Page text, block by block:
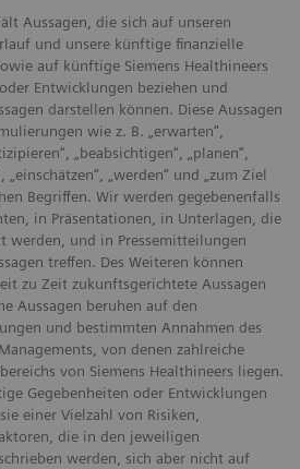
Aussagen, die sich auf unseren
und unsere künftige finanzielle
auf künftige Siemens Healthineers
Entwicklungen beziehen und
darstellen können. Diese Aussagen
wie z. B. „erwarten“,
„beabsichtigen“, „planen“,
„einschätzen“, „werden“ und „zum Ziel
Begriffen. Wir werden gegebenenfalls
in Präsentationen, in Unterlagen, die
werden, und in Pressemitteilungen
treffen. Des Weiteren können
zu Zeit zukunftsgerichtete Aussagen
Aussagen beruhen auf den
und bestimmten Annahmen des
von denen zahlreiche
von Siemens Healthineers liegen.
Gegebenheiten oder Entwicklungen
einer Vielzahl von Risiken,
die in den jeweiligen
werden, sich aber nicht auf